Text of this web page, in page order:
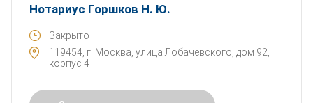
Нотариус Горшков Н. Ю.
Закрыто
119454, г. Москва, улица Лобачевского, дом 92,
корпус 4